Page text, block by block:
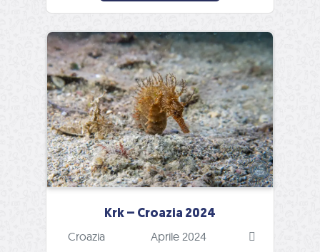
Krk – Croazia 2024
Croazia Aprile 2024